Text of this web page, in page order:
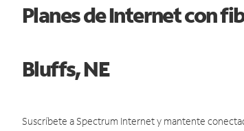
Planes de Internet con
Bluffs, NE
Suscríbete a Spectrum Internet y mantente